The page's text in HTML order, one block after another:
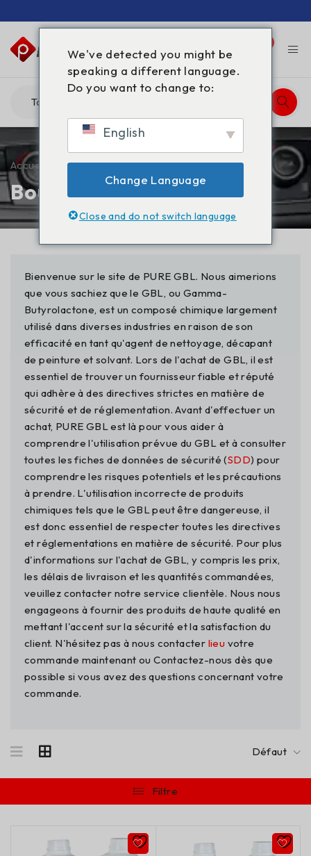
Boutique
Accueil Boutique
Bienvenue sur le site de PURE GBL. Nous aimerions
que vous sachiez que le GBL, ou Gamma-
Butyrolactone, est un composé chimique largement
utilisé dans diverses industries en raison de son
efficacité en tant qu'agent de nettoyage, décapant
de peinture et solvant. Lors de l'achat de GBL, il est
essentiel de trouver un fournisseur fiable et réputé
qui adhère à des directives strictes en matière de
sécurité et de réglementation. Avant d'effectuer un
achat, PURE GBL est là pour vous aider à
comprendre l'utilisation prévue du GBL et à consulter
toutes les fiches de données de sécurité (SDD) pour
comprendre les risques potentiels et les précautions
à prendre. L'utilisation incorrecte de produits
chimiques tels que le GBL peut être dangereuse, il
est donc essentiel de respecter toutes les directives
et réglementations en matière de sécurité. Pour plus
d'informations sur l'achat de GBL, y compris les prix,
les délais de livraison et les quantités commandées,
veuillez contacter notre service clientèle. Nous nous
engageons à fournir des produits de haute qualité en
mettant l'accent sur la sécurité et la satisfaction du
client. N'hésitez pas à nous contacter lieu votre
commande maintenant ou Contactez-nous dès que
possible si vous avez des questions concernant votre
commande.
Défaut
Filtre
We've detected you might be
speaking a different language.
Do you want to change to:
English
Change Language
Close and do not switch language